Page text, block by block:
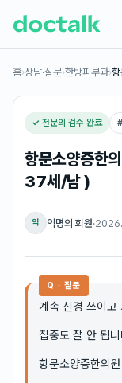
홈›상담·질문›한방피부과›
✓ 전문의 검수 완료 #
항문소양증한
37세/남 )
익 익명의 회원·
Q · 질문
계속 신경 쓰이고
집중도 잘 안 됩
항문소양증한의